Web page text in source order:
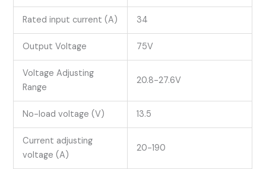
Rated input current (A) 34
Output Voltage 75V
Voltage Adjusting
Range
20.8-27.6V
No-load voltage (V) 13.5
Current adjusting
voltage (A)
20-190